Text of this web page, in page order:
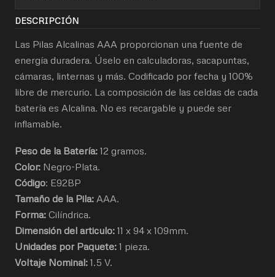
DESCRIPCIÓN
Las Pilas Alcalinas AAA proporcionan una fuente de
energía duradera. Úselo en calculadoras, sacapuntas,
cámaras, linternas y más. Codificado por fecha y 100%
libre de mercurio. La composición de las celdas de cada
batería es Alcalina. No es recargable y puede ser
inflamable.
Peso de la Batería: 12 gramos.
Color: Negro-Plata.
Código: E92BP
Tamaño de la Pila: AAA.
Forma: Cilíndrica.
Dimensión del articulo: 11 x 94 x 109mm.
Unidades por Paquete: 1 pieza.
Voltaje Nominal: 1.5 V.